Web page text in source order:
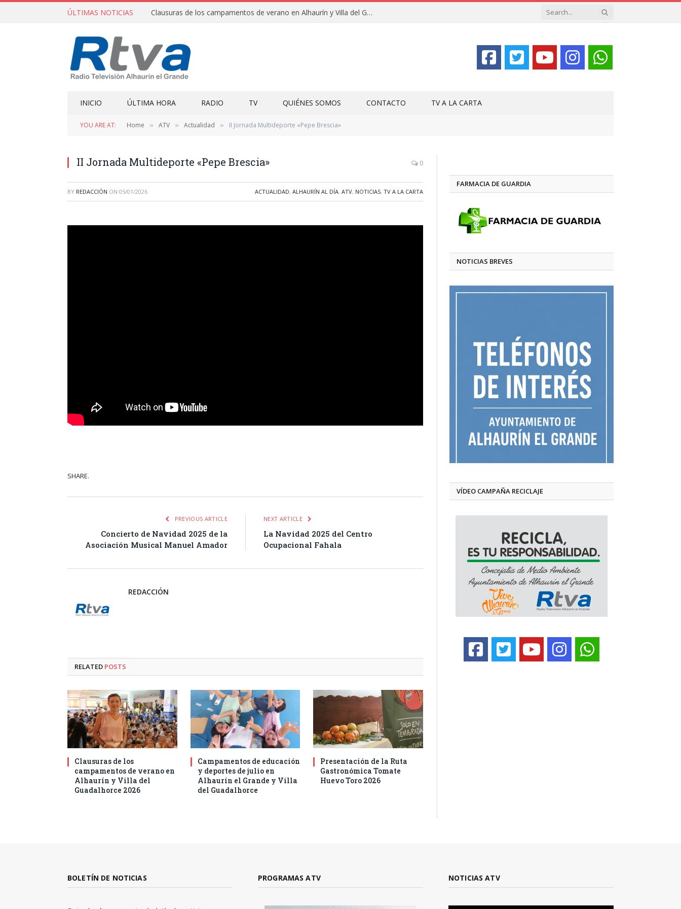
ÚLTIMAS NOTICIAS Clausuras de los campamentos de verano en Alhaurín y Villa del Guadalhorce 2026
INICIO ÚLTIMA HORA RADIO TV QUIÉNES SOMOS CONTACTO TV A LA CARTA
YOU ARE AT: Home » ATV » Actualidad » II Jornada Multideporte «Pepe Brescia»
II Jornada Multideporte «Pepe Brescia» 0
BY REDACCIÓN ON 05/01/2026 ACTUALIDAD, ALHAURÍN AL DÍA, ATV, NOTICIAS, TV A LA CARTA
SHARE.
PREVIOUS ARTICLE
Concierto de Navidad 2025 de la
Asociación Musical Manuel Amador
NEXT ARTICLE
La Navidad 2025 del Centro
Ocupacional Fahala
REDACCIÓN
RELATED POSTS
Clausuras de los
campamentos de verano en
Alhaurín y Villa del
Guadalhorce 2026
Campamentos de educación
y deportes de julio en
Alhaurín el Grande y Villa
del Guadalhorce
Presentación de la Ruta
Gastronómica Tomate
Huevo Toro 2026
FARMACIA DE GUARDIA
NOTICIAS BREVES
VÍDEO CAMPAÑA RECICLAJE
BOLETÍN DE NOTICIAS PROGRAMAS ATV NOTICIAS ATV